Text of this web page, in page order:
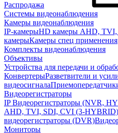
Распродажа
Системы видеонаблюдения
Камеры видеонаблюдения
IP-камерыHD камеры AHD,
камерыКамеры спец применения
Комплекты видеонаблюдения
Объективы
Устройства для передачи и
КонвертерыРазветвители и
видеосигнала
Видеорегистраторы
IP Видеорегистраторы (NVR,
AHD, TVI, SDI, CVI (3-HYBRID)
видеорегистраторы (DVR)
Мониторы